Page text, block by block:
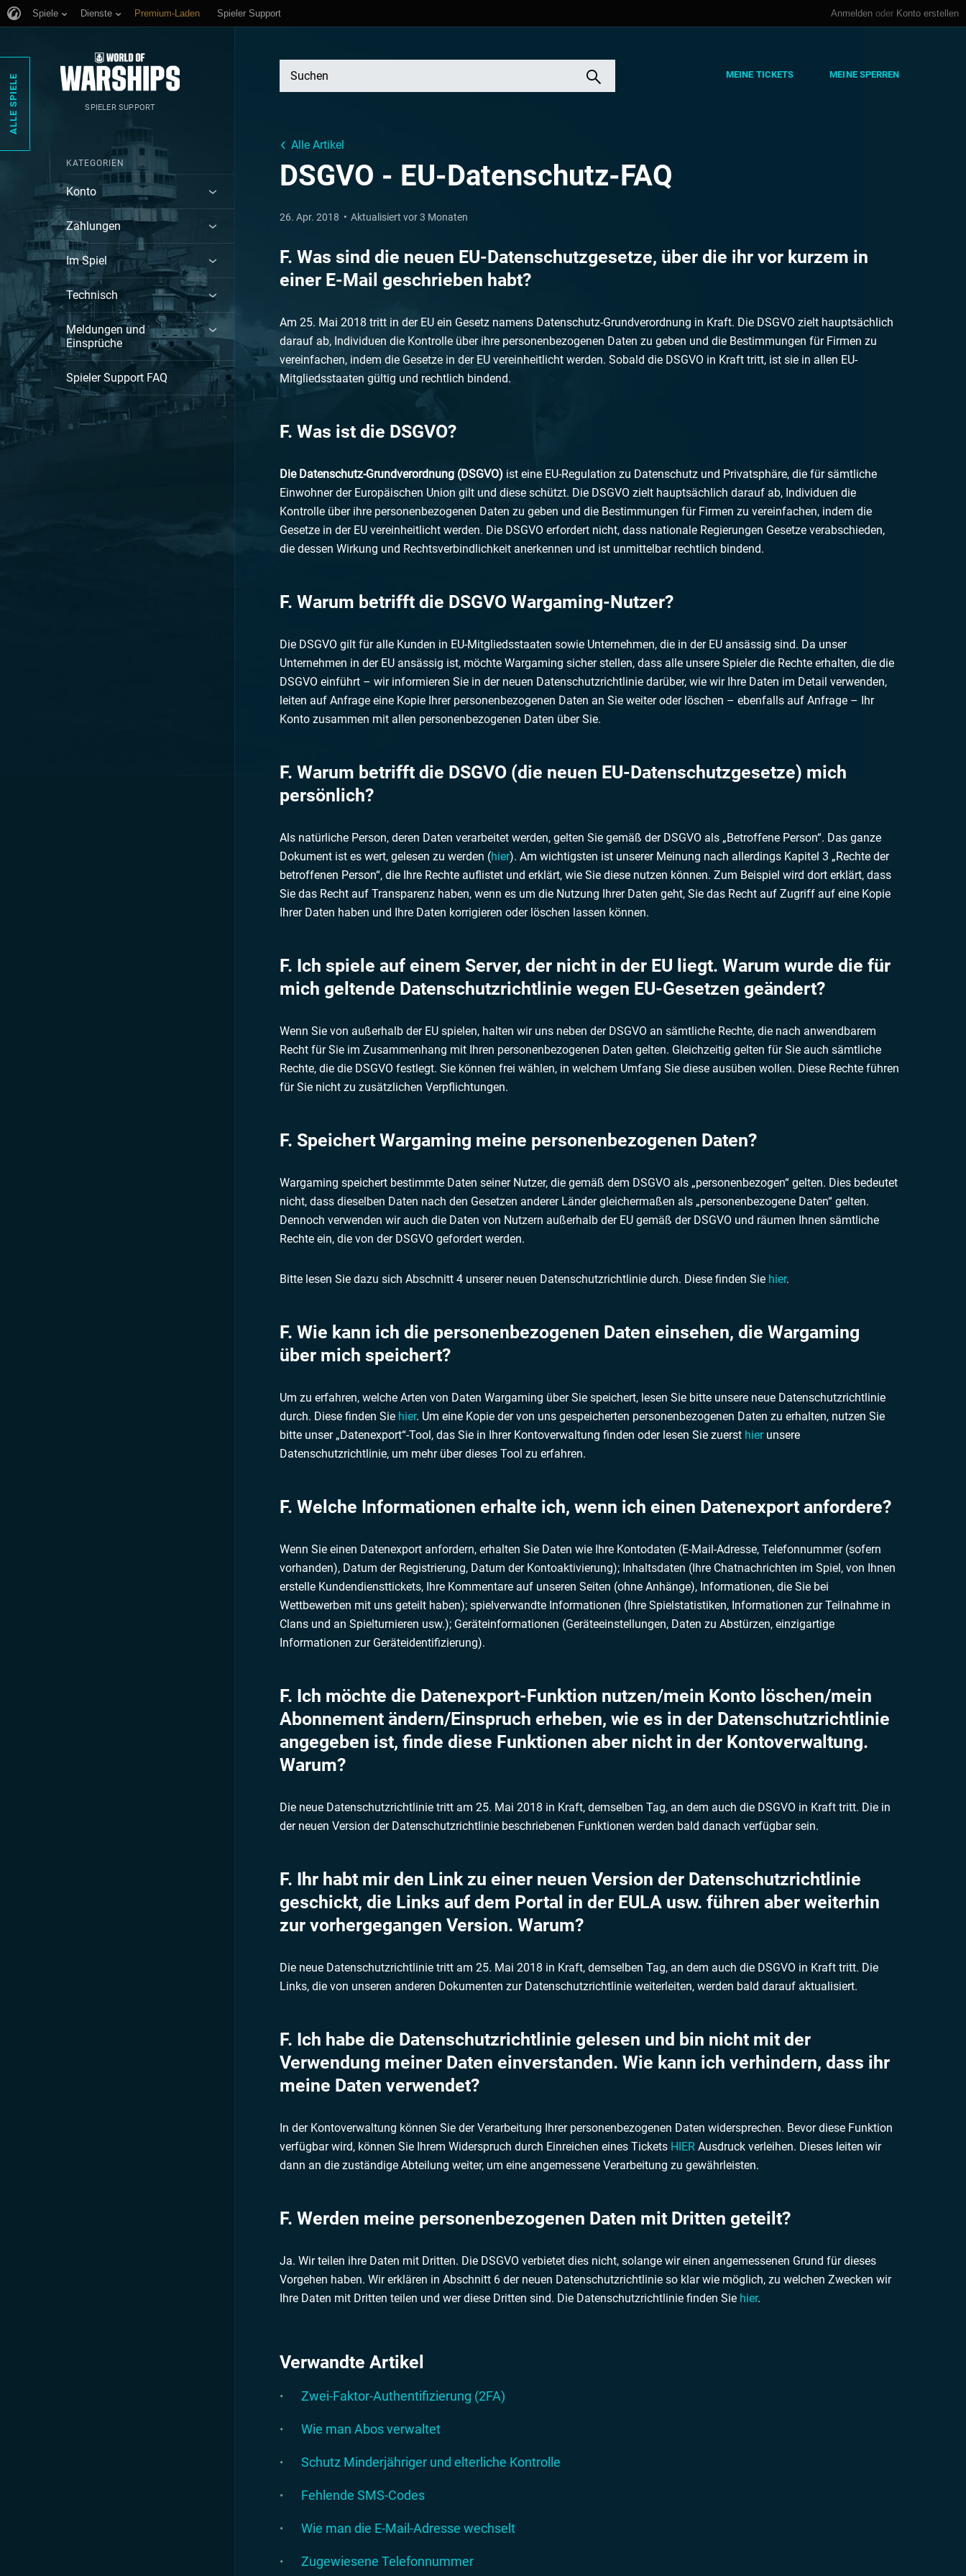
Anmelden oder Konto erstellen
Spiele Dienste Premium-Laden Spieler Support
ALLE SPIELE SPIELER SUPPORT
KATEGORIEN
Konto
Zahlungen
Im Spiel
Technisch
Meldungen und
Einsprüche
Spieler Support FAQ
MEINE TICKETS MEINE SPERREN
Alle Artikel
DSGVO - EU-Datenschutz-FAQ
26. Apr. 2018 Aktualisiert vor 3 Monaten
F. Was sind die neuen EU-Datenschutzgesetze, über die ihr vor kurzem in
einer E-Mail geschrieben habt?
Am 25. Mai 2018 tritt in der EU ein Gesetz namens Datenschutz-Grundverordnung in Kraft. Die DSGVO zielt hauptsächlich
darauf ab, Individuen die Kontrolle über ihre personenbezogenen Daten zu geben und die Bestimmungen für Firmen zu
vereinfachen, indem die Gesetze in der EU vereinheitlicht werden. Sobald die DSGVO in Kraft tritt, ist sie in allen EU-
Mitgliedsstaaten gültig und rechtlich bindend.
F. Was ist die DSGVO?
Die Datenschutz-Grundverordnung (DSGVO) ist eine EU-Regulation zu Datenschutz und Privatsphäre, die für sämtliche
Einwohner der Europäischen Union gilt und diese schützt. Die DSGVO zielt hauptsächlich darauf ab, Individuen die
Kontrolle über ihre personenbezogenen Daten zu geben und die Bestimmungen für Firmen zu vereinfachen, indem die
Gesetze in der EU vereinheitlicht werden. Die DSGVO erfordert nicht, dass nationale Regierungen Gesetze verabschieden,
die dessen Wirkung und Rechtsverbindlichkeit anerkennen und ist unmittelbar rechtlich bindend.
F. Warum betrifft die DSGVO Wargaming-Nutzer?
Die DSGVO gilt für alle Kunden in EU-Mitgliedsstaaten sowie Unternehmen, die in der EU ansässig sind. Da unser
Unternehmen in der EU ansässig ist, möchte Wargaming sicher stellen, dass alle unsere Spieler die Rechte erhalten, die die
DSGVO einführt – wir informieren Sie in der neuen Datenschutzrichtlinie darüber, wie wir Ihre Daten im Detail verwenden,
leiten auf Anfrage eine Kopie Ihrer personenbezogenen Daten an Sie weiter oder löschen – ebenfalls auf Anfrage – Ihr
Konto zusammen mit allen personenbezogenen Daten über Sie.
F. Warum betrifft die DSGVO (die neuen EU-Datenschutzgesetze) mich
persönlich?
Als natürliche Person, deren Daten verarbeitet werden, gelten Sie gemäß der DSGVO als „Betroffene Person“. Das ganze
Dokument ist es wert, gelesen zu werden (hier). Am wichtigsten ist unserer Meinung nach allerdings Kapitel 3 „Rechte der
betroffenen Person“, die Ihre Rechte auflistet und erklärt, wie Sie diese nutzen können. Zum Beispiel wird dort erklärt, dass
Sie das Recht auf Transparenz haben, wenn es um die Nutzung Ihrer Daten geht, Sie das Recht auf Zugriff auf eine Kopie
Ihrer Daten haben und Ihre Daten korrigieren oder löschen lassen können.
F. Ich spiele auf einem Server, der nicht in der EU liegt. Warum wurde die für
mich geltende Datenschutzrichtlinie wegen EU-Gesetzen geändert?
Wenn Sie von außerhalb der EU spielen, halten wir uns neben der DSGVO an sämtliche Rechte, die nach anwendbarem
Recht für Sie im Zusammenhang mit Ihren personenbezogenen Daten gelten. Gleichzeitig gelten für Sie auch sämtliche
Rechte, die die DSGVO festlegt. Sie können frei wählen, in welchem Umfang Sie diese ausüben wollen. Diese Rechte führen
für Sie nicht zu zusätzlichen Verpflichtungen.
F. Speichert Wargaming meine personenbezogenen Daten?
Wargaming speichert bestimmte Daten seiner Nutzer, die gemäß dem DSGVO als „personenbezogen“ gelten. Dies bedeutet
nicht, dass dieselben Daten nach den Gesetzen anderer Länder gleichermaßen als „personenbezogene Daten“ gelten.
Dennoch verwenden wir auch die Daten von Nutzern außerhalb der EU gemäß der DSGVO und räumen Ihnen sämtliche
Rechte ein, die von der DSGVO gefordert werden.
Bitte lesen Sie dazu sich Abschnitt 4 unserer neuen Datenschutzrichtlinie durch. Diese finden Sie hier.
F. Wie kann ich die personenbezogenen Daten einsehen, die Wargaming
über mich speichert?
Um zu erfahren, welche Arten von Daten Wargaming über Sie speichert, lesen Sie bitte unsere neue Datenschutzrichtlinie
durch. Diese finden Sie hier. Um eine Kopie der von uns gespeicherten personenbezogenen Daten zu erhalten, nutzen Sie
bitte unser „Datenexport“-Tool, das Sie in Ihrer Kontoverwaltung finden oder lesen Sie zuerst hierunsere
Datenschutzrichtlinie, um mehr über dieses Tool zu erfahren.
F. Welche Informationen erhalte ich, wenn ich einen Datenexport anfordere?
Wenn Sie einen Datenexport anfordern, erhalten Sie Daten wie Ihre Kontodaten (E-Mail-Adresse, Telefonnummer (sofern
vorhanden), Datum der Registrierung, Datum der Kontoaktivierung); Inhaltsdaten (Ihre Chatnachrichten im Spiel, von Ihnen
erstelle Kundendiensttickets, Ihre Kommentare auf unseren Seiten (ohne Anhänge), Informationen, die Sie bei
Wettbewerben mit uns geteilt haben); spielverwandte Informationen (Ihre Spielstatistiken, Informationen zur Teilnahme in
Clans und an Spielturnieren usw.); Geräteinformationen (Geräteeinstellungen, Daten zu Abstürzen, einzigartige
Informationen zur Geräteidentifizierung).
F. Ich möchte die Datenexport-Funktion nutzen/mein Konto löschen/mein
Abonnement ändern/Einspruch erheben, wie es in der Datenschutzrichtlinie
angegeben ist, finde diese Funktionen aber nicht in der Kontoverwaltung.
Warum?
Die neue Datenschutzrichtlinie tritt am 25. Mai 2018 in Kraft, demselben Tag, an dem auch die DSGVO in Kraft tritt. Die in
der neuen Version der Datenschutzrichtlinie beschriebenen Funktionen werden bald danach verfügbar sein.
F. Ihr habt mir den Link zu einer neuen Version der Datenschutzrichtlinie
geschickt, die Links auf dem Portal in der EULA usw. führen aber weiterhin
zur vorhergegangen Version. Warum?
Die neue Datenschutzrichtlinie tritt am 25. Mai 2018 in Kraft, demselben Tag, an dem auch die DSGVO in Kraft tritt. Die
Links, die von unseren anderen Dokumenten zur Datenschutzrichtlinie weiterleiten, werden bald darauf aktualisiert.
F. Ich habe die Datenschutzrichtlinie gelesen und bin nicht mit der
Verwendung meiner Daten einverstanden. Wie kann ich verhindern, dass ihr
meine Daten verwendet?
In der Kontoverwaltung können Sie der Verarbeitung Ihrer personenbezogenen Daten widersprechen. Bevor diese Funktion
verfügbar wird, können Sie Ihrem Widerspruch durch Einreichen eines Tickets HIER Ausdruck verleihen. Dieses leiten wir
dann an die zuständige Abteilung weiter, um eine angemessene Verarbeitung zu gewährleisten.
F. Werden meine personenbezogenen Daten mit Dritten geteilt?
Ja. Wir teilen ihre Daten mit Dritten. Die DSGVO verbietet dies nicht, solange wir einen angemessenen Grund für dieses
Vorgehen haben. Wir erklären in Abschnitt 6 der neuen Datenschutzrichtlinie so klar wie möglich, zu welchen Zwecken wir
Ihre Daten mit Dritten teilen und wer diese Dritten sind. Die Datenschutzrichtlinie finden Sie hier.
Verwandte Artikel
Zwei-Faktor-Authentifizierung (2FA)
Wie man Abos verwaltet
Schutz Minderjähriger und elterliche Kontrolle
Fehlende SMS-Codes
Wie man die E-Mail-Adresse wechselt
Zugewiesene Telefonnummer